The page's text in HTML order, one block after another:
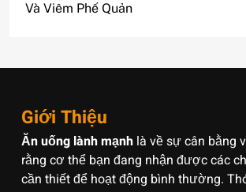
Và Viêm Phế Quản
Giới Thiệu
Ăn uống lành mạnh là về sự cân bằng
rằng cơ thể bạn đang nhận được các
cần thiết để hoạt động bình thường.